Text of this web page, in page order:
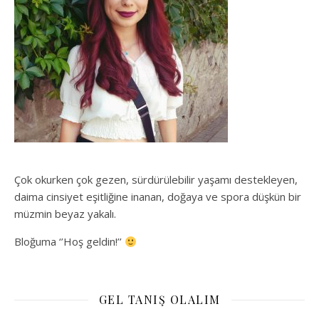
Çok okurken çok gezen, sürdürülebilir yaşamı destekleyen,
daima cinsiyet eşitliğine inanan, doğaya ve spora düşkün bir
müzmin beyaz yakalı.
Bloğuma ‘’Hoş geldin!’’
GEL TANIŞ OLALIM